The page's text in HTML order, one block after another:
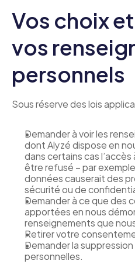
Vos choix
vos
personnels
Sous réserve des lois
Demander à voir les
dont Alyzé dispose en
dans certains cas
être refusé – par
données causerait des
sécurité ou de
Demander à ce que des
apportées en nous
renseignements que
Retirer votre
Demander la
personnelles.